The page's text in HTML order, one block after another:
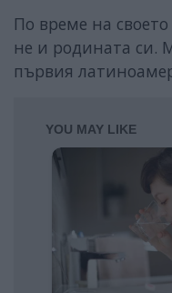
По време на
не и родината си.
първия